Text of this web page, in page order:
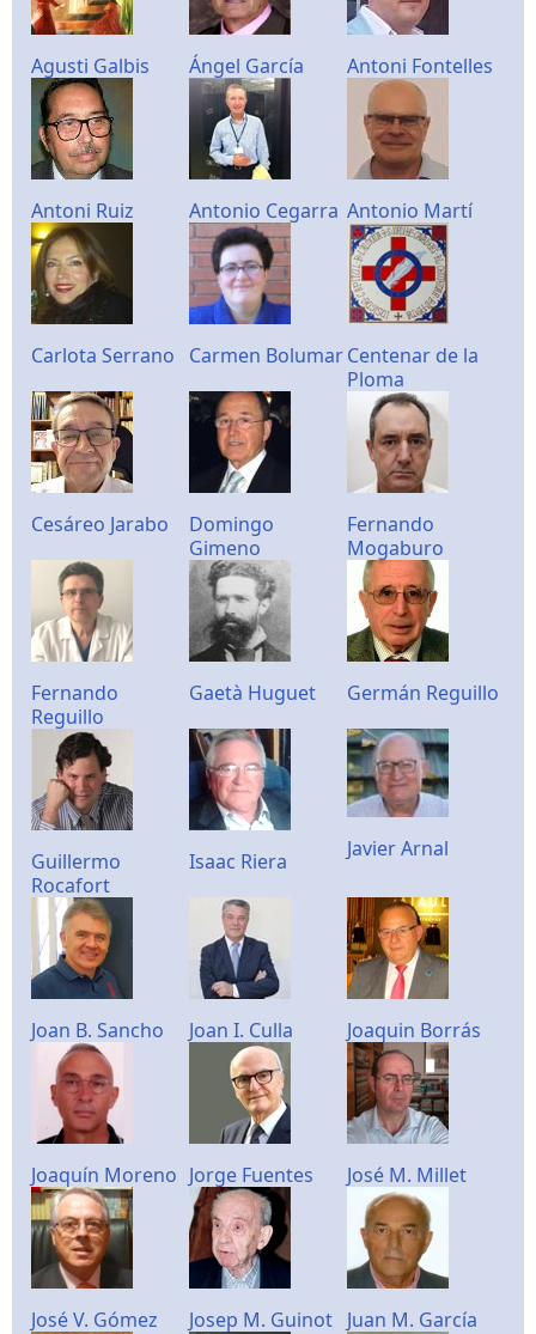
Agusti Galbis Ángel García Antoni Fontelles
Antoni Ruiz Antonio Cegarra Antonio Martí
Carlota Serrano Carmen BolumarCentenar de la
Ploma
Cesáreo Jarabo
Domingo
Gimeno
Fernando
Mogaburo
Fernando
Reguillo
Gaetà Huguet Germán Reguillo
Guillermo
Rocafort
Isaac Riera Javier Arnal
Joan B. Sancho Joan I. Culla Joaquin Borrás
Joaquín Moreno Jorge Fuentes José M. Millet
José V. Gómez Josep M. Guinot Juan M. García